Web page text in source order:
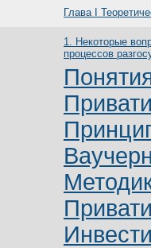
Глава I
1. Некоторые
процессов